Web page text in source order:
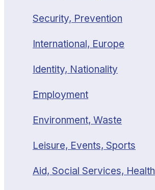
Security, Prevention
International, Europe
Identity, Nationality
Employment
Environment, Waste
Leisure, Events, Sports
Aid, Social Services, Health